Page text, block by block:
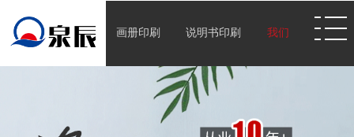
画册印刷 说明书印刷 我们